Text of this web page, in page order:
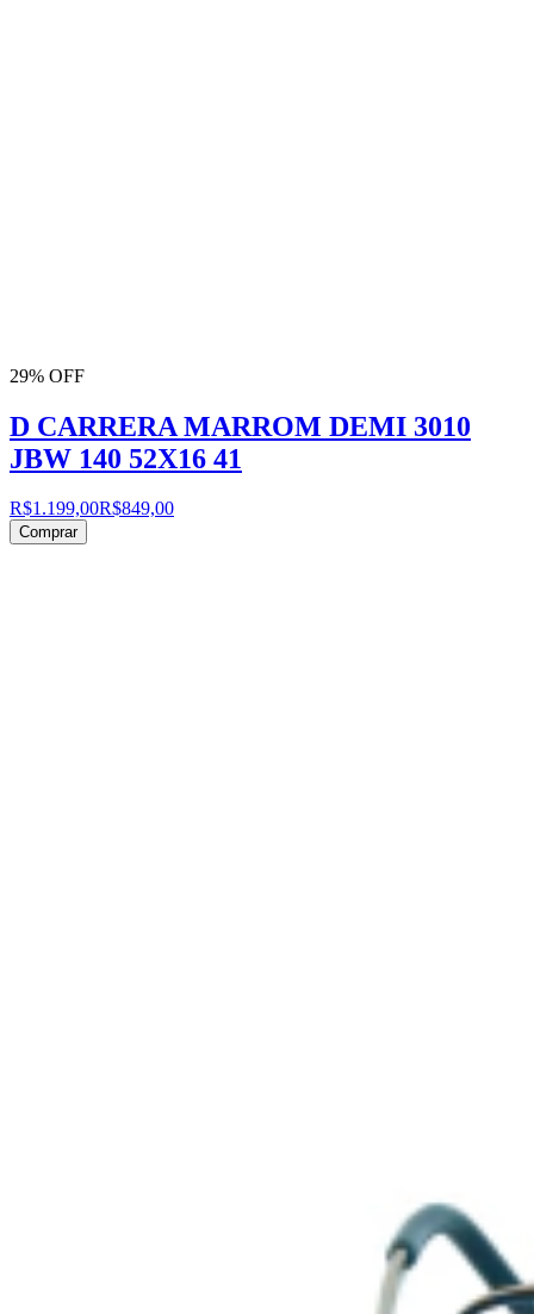
29% OFF
D CARRERA MARROM DEMI 3010
JBW 140 52X16 41
R$1.199,00R$849,00
Comprar